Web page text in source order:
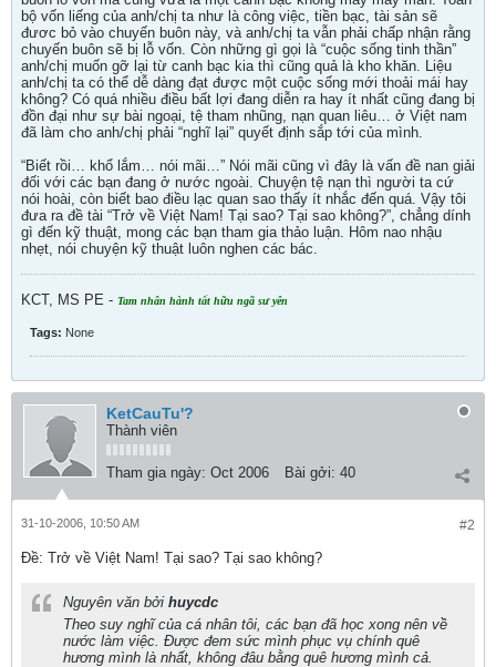
bộ vốn liếng của anh/chị ta như là công việc, tiền bạc, tài sản sẽ
đươc bỏ vào chuyến buôn này, và anh/chị ta vẫn phải chấp nhận rằng
chuyến buôn sẽ bị lỗ vốn. Còn những gì gọi là “cuộc sống tinh thần”
anh/chị muốn gỡ lại từ canh bạc kia thì cũng quả là kho khăn. Liệu
anh/chị ta có thể dễ dàng đạt được một cuộc sống mới thoải mái hay
không? Có quá nhiều điều bất lợi đang diễn ra hay ít nhất cũng đang bị
đồn đại như sự bài ngoại, tệ tham nhũng, nạn quan liêu… ở Việt nam
đã làm cho anh/chị phải “nghĩ lại” quyết định sắp tới của mình.
“Biết rồi… khổ lắm… nói mãi…” Nói mãi cũng vì đây là vấn đề nan giải
đối với các bạn đang ở nước ngoài. Chuyện tệ nạn thì người ta cứ
nói hoài, còn biết bao điều lạc quan sao thấy ít nhắc đến quá. Vậy tôi
đưa ra đề tài “Trở về Việt Nam! Tại sao? Tại sao không?”, chẳng dính
gì đến kỹ thuật, mong các bạn tham gia thảo luận. Hôm nao nhậu
nhẹt, nói chuyện kỹ thuật luôn nghen các bác.
KCT, MS PE - Tam nhân hành tất hữu ngã sư yên
Tags: None
KetCauTu'?
Thành viên
Tham gia ngày: Oct 2006 Bài gởi: 40
#2
31-10-2006, 10:50 AM
Ðề: Trở về Việt Nam! Tại sao? Tại sao không?
Nguyên văn bởi huycdc
Theo suy nghĩ của cá nhân tôi, các bạn đã học xong nên về
nước làm việc. Được đem sức mình phục vụ chính quê
hương mình là nhất, không đâu bằng quê hương mình cả.